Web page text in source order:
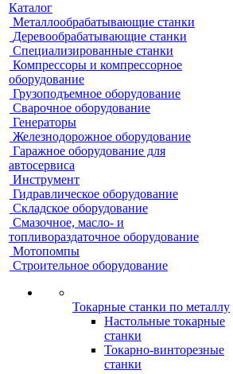
Каталог
Металлообрабатывающие станки
Деревообрабатывающие станки
Специализированные станки
Компрессоры и компрессорное
оборудование
Грузоподъемное оборудование
Сварочное оборудование
Генераторы
Железнодорожное оборудование
Гаражное оборудование для
автосервиса
Инструмент
Гидравлическое оборудование
Складское оборудование
Смазочное, масло- и
топливораздаточное оборудование
Мотопомпы
Строительное оборудование
Токарные станки по металлу
Настольные токарные
станки
Токарно-винторезные
станки